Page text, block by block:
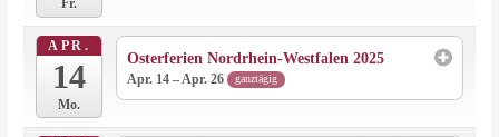
Fr.
APR.
14
Mo.
Osterferien Nordrhein-Westfalen 2025
Apr. 14 – Apr. 26 ganztägig